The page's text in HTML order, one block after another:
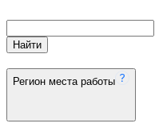
Найти
Регион места работы